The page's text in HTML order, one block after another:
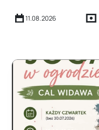
11.08.2026